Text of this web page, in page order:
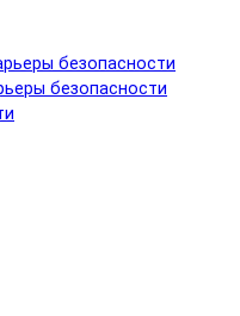
безопасности
безопасности